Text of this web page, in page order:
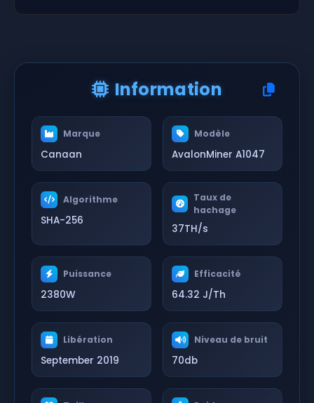
Information
Marque
Canaan
Modèle
AvalonMiner A1047
Algorithme
SHA-256
Taux de
hachage
37TH/s
Puissance
2380W
Efficacité
64.32 J/Th
Libération
September 2019
Niveau de bruit
70db